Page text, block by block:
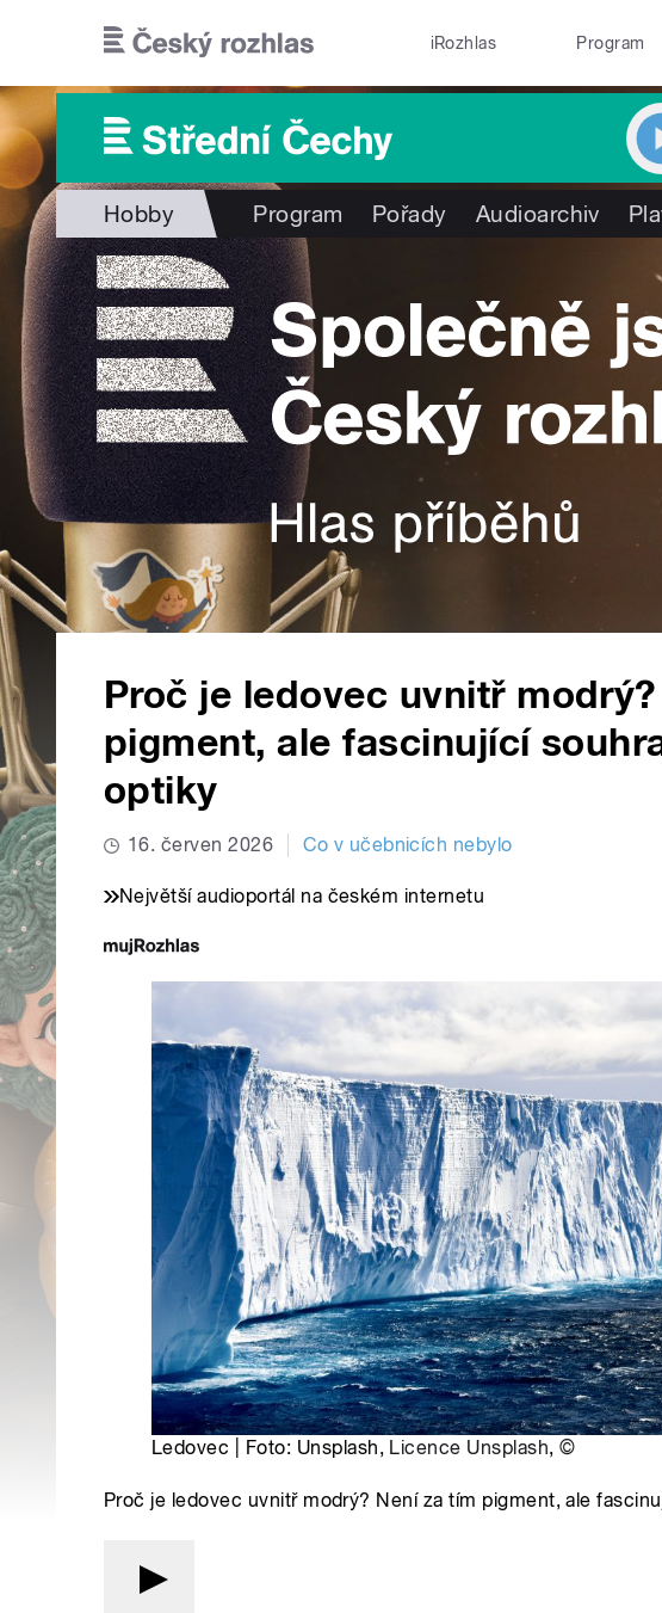
iRozhlas Program
Hobby Program Pořady Audioarchiv
Proč je ledovec uvnitř
pigment, ale fascinující
optiky
16. červen 2026 Co v učebnicích nebylo
Největší audioportál na českém internetu
Ledovec | Foto: Unsplash, Licence Unsplash,©
Proč je ledovec uvnitř modrý? Není za tím pigment, ale